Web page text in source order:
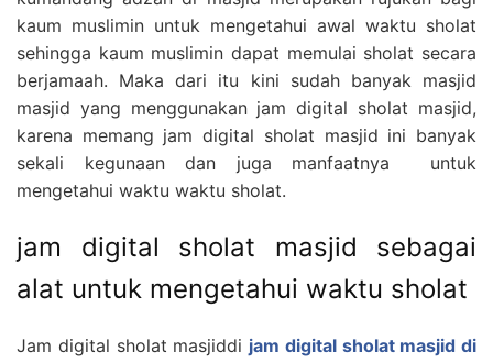
kaum muslimin untuk mengetahui awal waktu sholat
sehingga kaum muslimin dapat memulai sholat secara
berjamaah. Maka dari itu kini sudah banyak masjid
masjid yang menggunakan jam digital sholat masjid,
karena memang jam digital sholat masjid ini banyak
sekali kegunaan dan juga manfaatnya untuk
mengetahui waktu waktu sholat.
jam digital sholat masjid sebagai
alat untuk mengetahui waktu sholat
Jam digital sholat masjiddi jam digital sholat masjid di